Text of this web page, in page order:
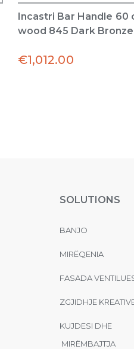
Incastri Bar Handle 60
wood 845 Dark Bronze
€1,012.00
SOLUTIONS
BANJO
MIRËQENIA
FASADA
ZGJIDHJE
KUJDESI DHE
MIRËMBAJTJA